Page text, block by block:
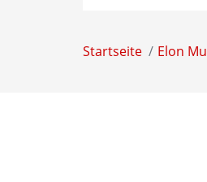
Startseite Elon